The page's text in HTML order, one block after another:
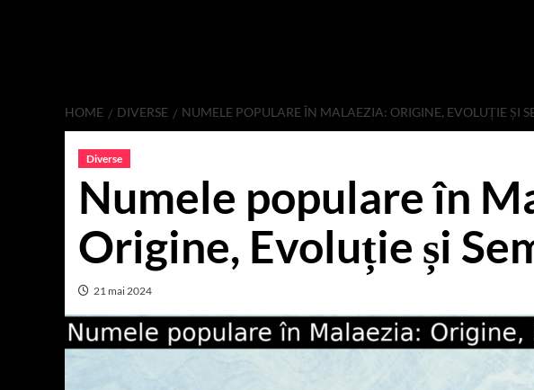
HOME DIVERSE NUMELE POPULARE ÎN MALAEZIA: ORIGINE, EVOLUȚIE ȘI
Diverse
Numele populare în
Origine, Evoluție și
21 mai 2024